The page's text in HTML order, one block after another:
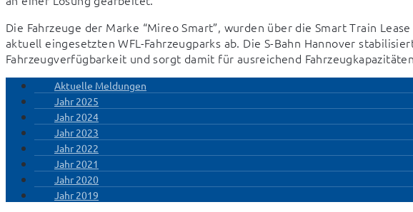
Die Fahrzeuge der Marke “Mireo Smart”, wurden über die Smart Train
aktuell eingesetzten WFL-Fahrzeugparks ab. Die S-Bahn Hannover
Fahrzeugverfügbarkeit und sorgt damit für ausreichend
Aktuelle Meldungen
Jahr 2025
Jahr 2024
Jahr 2023
Jahr 2022
Jahr 2021
Jahr 2020
Jahr 2019